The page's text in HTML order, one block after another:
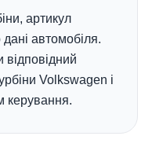
артикул
автомобіля.
відповідний
Volkswagen і
керування.